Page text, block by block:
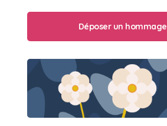
Déposer un hommage